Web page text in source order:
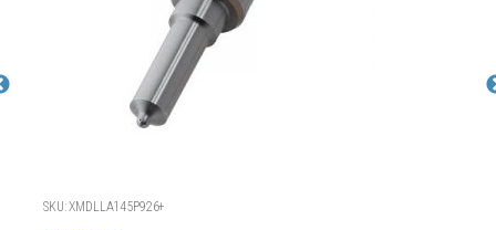
SKU: XMDLLA145P926+